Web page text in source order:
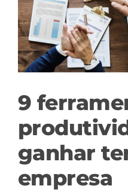
9
ganhar
empresa